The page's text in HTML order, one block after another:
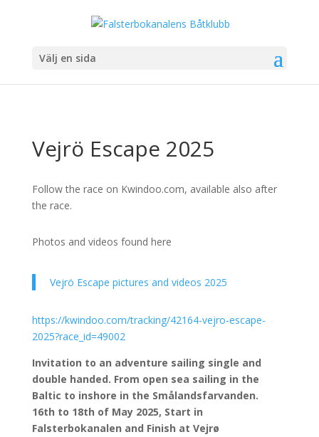
Välj en sida
Vejrö Escape 2025
Follow the race on Kwindoo.com, available also after
the race.
Photos and videos found here
Vejrö Escape pictures and videos 2025
https://kwindoo.com/tracking/42164-vejro-escape-
2025?race_id=49002
Invitation to an adventure sailing single and
double handed. From open sea sailing in the
Baltic to inshore in the Smålandsfarvanden.
16th to 18th of May 2025, Start in
Falsterbokanalen and Finish at Vejrø